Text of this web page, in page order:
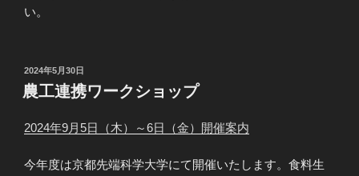
い。
投
稿
日:
2024年5月30日
農工連携ワークショップ
2024年9月5日（木）～6日（金）開催案内
今年度は京都先端科学大学にて開催いたします。食料生